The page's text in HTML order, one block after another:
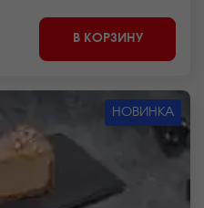
В КОРЗИНУ
НОВИНКА